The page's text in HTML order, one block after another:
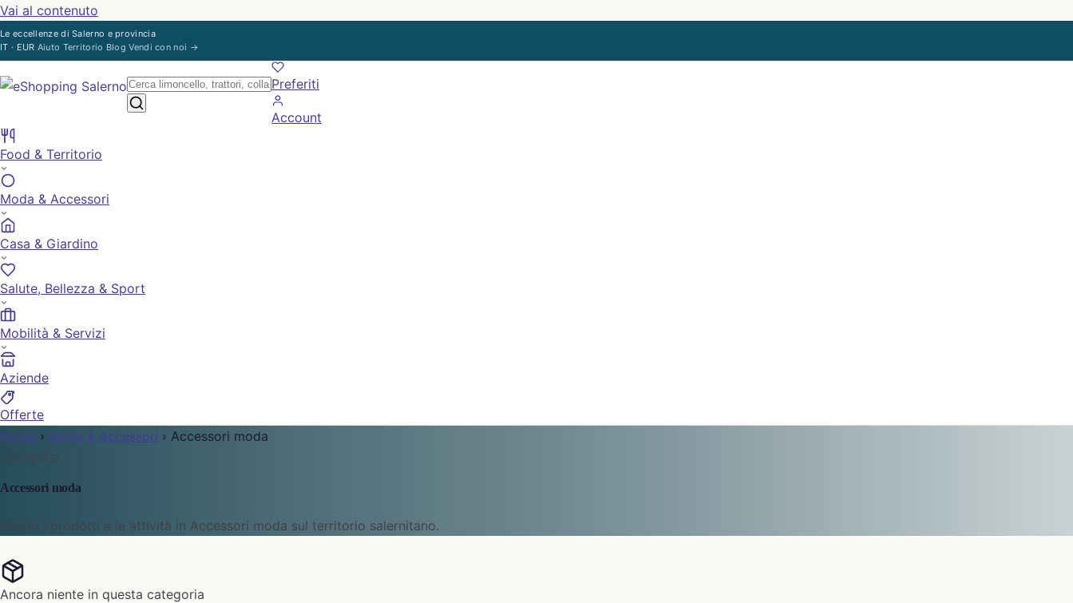
Vai al contenuto
Le eccellenze di Salerno e provincia
IT · EUR Aiuto Territorio BlogVendi con noi →
Preferiti
Account
Food & Territorio
Moda & Accessori
Casa & Giardino
Salute, Bellezza & Sport
Mobilità & Servizi
Aziende
Offerte
Home › Moda & Accessori › Accessori moda
Categoria
Accessori moda
Scopri i prodotti e le attività in Accessori moda sul territorio salernitano.
Ancora niente in questa categoria